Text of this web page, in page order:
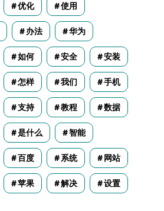
优化 使用
办法 华为
如何 安全 安装
怎样 我们 手机
支持 教程 数据
是什么 智能
百度 系统 网站
苹果 解决 设置